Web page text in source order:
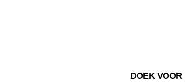
DOEK VOOR